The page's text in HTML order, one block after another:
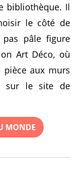
bibliothèque. Il
le côté de
pâle figure
Art Déco, où
aux murs
sur le site de
MONDE